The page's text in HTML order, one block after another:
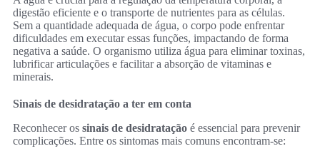
digestão eficiente e o transporte de nutrientes para as células.
Sem a quantidade adequada de água, o corpo pode enfrentar
dificuldades em executar essas funções, impactando de forma
negativa a saúde. O organismo utiliza água para eliminar toxinas,
lubrificar articulações e facilitar a absorção de vitaminas e
minerais.
Sinais de desidratação a ter em conta
Reconhecer os sinais de desidratação é essencial para prevenir
complicações. Entre os sintomas mais comuns encontram-se: